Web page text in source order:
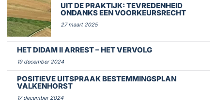
UIT DE PRAKTIJK: TEVREDENHEID
ONDANKS EEN VOORKEURSRECHT
27 maart 2025
HET DIDAM II ARREST – HET VERVOLG
19 december 2024
POSITIEVE UITSPRAAK BESTEMMINGSPLAN
VALKENHORST
17 december 2024